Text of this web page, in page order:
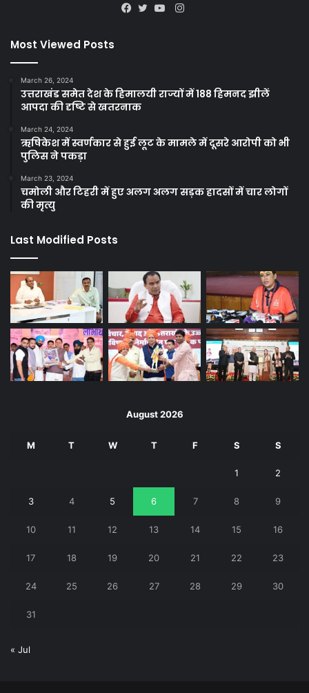
Instagram
Most Viewed Posts
March 26, 2024
उत्तराखंड समेत देश के हिमालयी राज्यों में 188 हिमनद झीलें
आपदा की दृष्टि से खतरनाक
March 24, 2024
ऋषिकेश में स्वर्णकार से हुई लूट के मामले में दूसरे आरोपी को भी
पुलिस ने पकड़ा
March 23, 2024
चमोली और टिहरी में हुए अलग अलग सड़क हादसों में चार लोगों
की मृत्यु
Last Modified Posts
August 2026
M T W T F S S
1 2
3 4 5 6 7 8 9
10 11 12 13 14 15 16
17 18 19 20 21 22 23
24 25 26 27 28 29 30
31
« Jul